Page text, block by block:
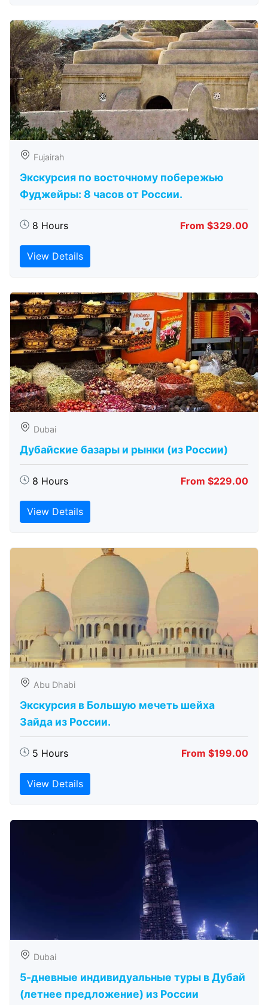
Fujairah
Экскурсия по восточному побережью
Фуджейры: 8 часов от России.
8 Hours From $329.00
View Details
Dubai
Дубайские базары и рынки (из России)
8 Hours From $229.00
View Details
Abu Dhabi
Экскурсия в Большую мечеть шейха
Зайда из России.
5 Hours From $199.00
View Details
Dubai
5-дневные индивидуальные туры в Дубай
(летнее предложение) из России